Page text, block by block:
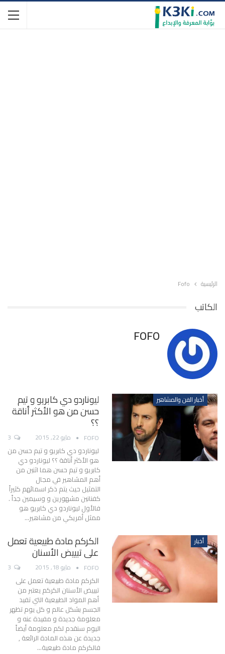
الرئيسية Fofo
الكاتب
FOFO
أخبار الفن والمشاهير ليوناردو دي كابريو و تيم
حسن من هو الأكثر أناقة
؟؟
FOFO مايو 22, 2015
ليوناردو دي كابريو و تيم حسن من
هو الأكثر أناقة ؟؟ ليوناردو دي
كابريو و تيم حسن هما اثنين من
أهم المشاهير في مجال
التمثيل حيث يتم ذكر اسمائهم كثيراً
كفنانين مشهورين و وسيمين جداً .
فالأول ليوناردو دي كابريو هو
ممثل أمريكي من مشاهير…
أخبار الكركم مادة طبيعية تعمل
على تبييض الأسنان
FOFO مايو 18, 2015
الكركم مادة طبيعية تعمل على
تبييض الأسنان الكركم يعتبر من
أهم المواد الطبيعية التي تفيد
الجسم بشكل عالم و كل يوم تظهر
معلومة جديدة و مفيدة عنه و
اليوم سنقدم لكم معلومة أيضاً
جديدة عن هذه المادة الرائعة ,
فالكركم مادة طبيعية…